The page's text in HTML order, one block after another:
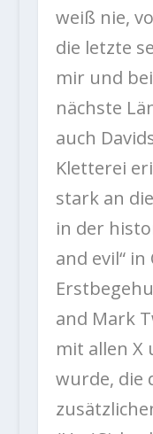
weiß nie,
die letzte
mir und
nächste
auch
Kletterei
stark an
in der
and evil“
and Mark
mit allen X
wurde, die